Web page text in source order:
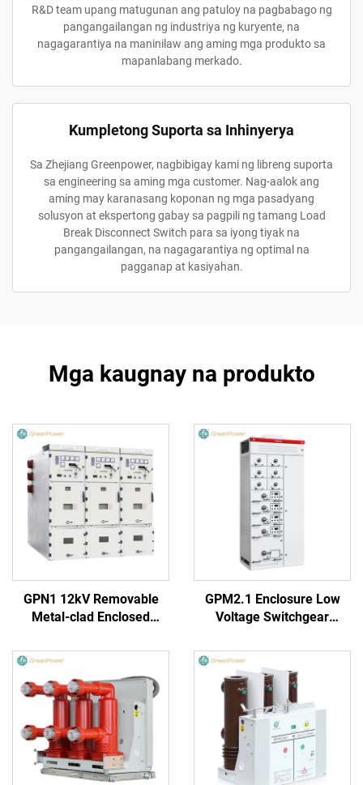
R&D team upang matugunan ang patuloy na pagbabago ng
pangangailangan ng industriya ng kuryente, na
nagagarantiya na maninilaw ang aming mga produkto sa
mapanlabang merkado.
Kumpletong Suporta sa Inhinyerya
Sa Zhejiang Greenpower, nagbibigay kami ng libreng suporta
sa engineering sa aming mga customer. Nag-aalok ang
aming may karanasang koponan ng mga pasadyang
solusyon at ekspertong gabay sa pagpili ng tamang Load
Break Disconnect Switch para sa iyong tiyak na
pangangailangan, na nagagarantiya ng optimal na
pagganap at kasiyahan.
Mga kaugnay na produkto
GPN1 12kV Removable
Metal-clad Enclosed
GPM2.1 Enclosure Low
Voltage Switchgear